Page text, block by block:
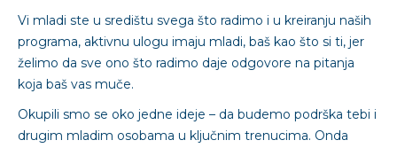
Vi mladi ste u središtu svega što radimo i u kreiranju naših
programa, aktivnu ulogu imaju mladi, baš kao što si ti, jer
želimo da sve ono što radimo daje odgovore na pitanja
koja baš vas muče.
Okupili smo se oko jedne ideje – da budemo podrška tebi i
drugim mladim osobama u ključnim trenucima. Onda